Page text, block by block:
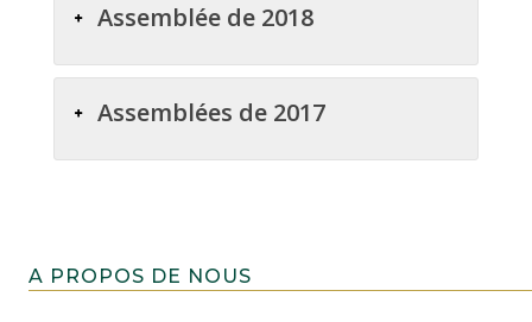
Assemblée de 2018
Assemblées de 2017
A PROPOS DE NOUS